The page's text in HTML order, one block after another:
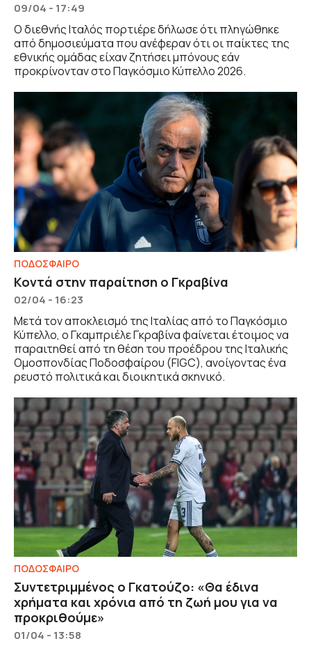
09/04 - 17:49
Ο διεθνής Ιταλός πορτιέρε δήλωσε ότι πληγώθηκε
από δημοσιεύματα που ανέφεραν ότι οι παίκτες της
εθνικής ομάδας είχαν ζητήσει μπόνους εάν
προκρίνονταν στο Παγκόσμιο Κύπελλο 2026.
ΠΟΔΟΣΦΑΙΡΟ
Κοντά στην παραίτηση ο Γκραβίνα
02/04 - 16:23
Μετά τον αποκλεισμό της Ιταλίας από το Παγκόσμιο
Κύπελλο, ο Γκαμπριέλε Γκραβίνα φαίνεται έτοιμος να
παραιτηθεί από τη θέση του προέδρου της Ιταλικής
Ομοσπονδίας Ποδοσφαίρου (FIGC), ανοίγοντας ένα
ρευστό πολιτικά και διοικητικά σκηνικό.
ΠΟΔΟΣΦΑΙΡΟ
Συντετριμμένος ο Γκατούζο: «Θα έδινα
χρήματα και χρόνια από τη ζωή μου για να
προκριθούμε»
01/04 - 13:58